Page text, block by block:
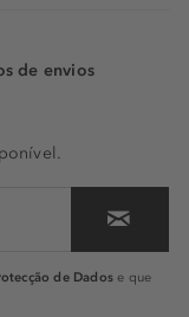
de envios
de Dados e que